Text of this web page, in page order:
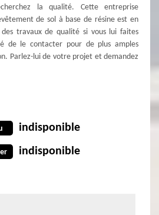
la qualité. Cette entreprise
de sol à base de résine est en
travaux de qualité si vous lui faites
de le contacter pour de plus amples
Parlez-lui de votre projet et demandez
indisponible
indisponible